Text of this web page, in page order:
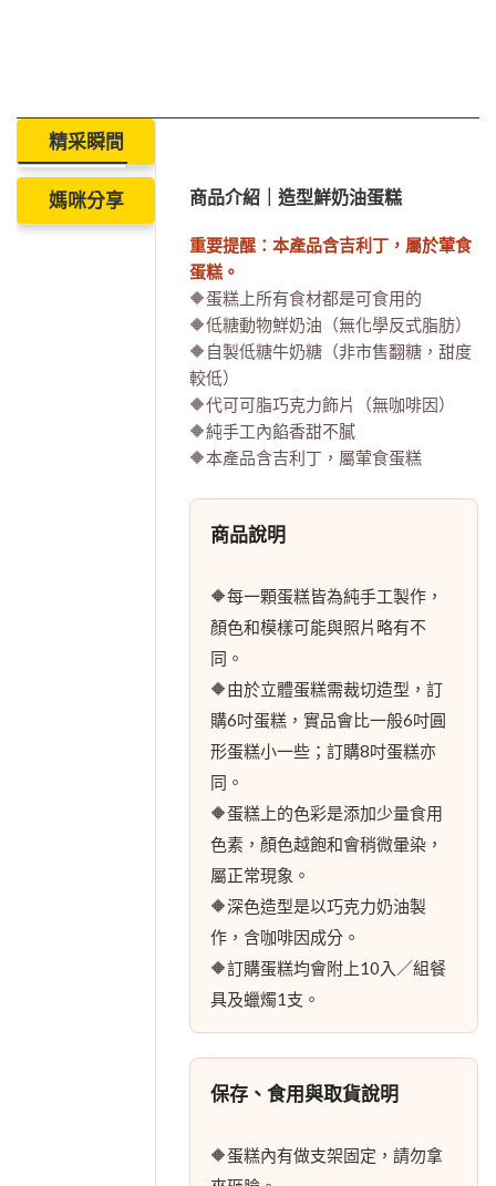
精采瞬間
媽咪分享 商品介紹｜造型鮮奶油蛋糕
重要提醒：本產品含吉利丁，屬於葷食
蛋糕。
🔶蛋糕上所有食材都是可食用的
🔶低糖動物鮮奶油（無化學反式脂肪）
🔶自製低糖牛奶糖（非市售翻糖，甜度
較低）
🔶代可可脂巧克力飾片（無咖啡因）
🔶純手工內餡香甜不膩
🔶本產品含吉利丁，屬葷食蛋糕
商品說明
🔶每一顆蛋糕皆為純手工製作，
顏色和模樣可能與照片略有不
同。
🔶由於立體蛋糕需裁切造型，訂
購6吋蛋糕，實品會比一般6吋圓
形蛋糕小一些；訂購8吋蛋糕亦
同。
🔶蛋糕上的色彩是添加少量食用
色素，顏色越飽和會稍微暈染，
屬正常現象。
🔶深色造型是以巧克力奶油製
作，含咖啡因成分。
🔶訂購蛋糕均會附上10入／組餐
具及蠟燭1支。
保存、食用與取貨說明
🔶蛋糕內有做支架固定，請勿拿